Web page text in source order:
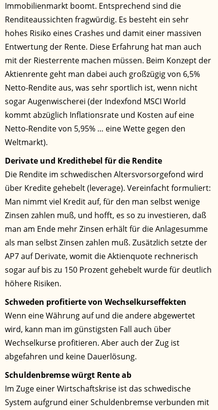
Immobilienmarkt boomt. Entsprechend sind die
Renditeaussichten fragwürdig. Es besteht ein sehr
hohes Risiko eines Crashes und damit einer massiven
Entwertung der Rente. Diese Erfahrung hat man auch
mit der Riesterrente machen müssen. Beim Konzept der
Aktienrente geht man dabei auch großzügig von 6,5%
Netto-Rendite aus, was sehr sportlich ist, wenn nicht
sogar Augenwischerei (der Indexfond MSCI World
kommt abzüglich Inflationsrate und Kosten auf eine
Netto-Rendite von 5,95% … eine Wette gegen den
Weltmarkt).
Derivate und Kredithebel für die Rendite
Die Rendite im schwedischen Altersvorsorgefond wird
über Kredite gehebelt (leverage). Vereinfacht formuliert:
Man nimmt viel Kredit auf, für den man selbst wenige
Zinsen zahlen muß, und hofft, es so zu investieren, daß
man am Ende mehr Zinsen erhält für die Anlagesumme
als man selbst Zinsen zahlen muß. Zusätzlich setzte der
AP7 auf Derivate, womit die Aktienquote rechnerisch
sogar auf bis zu 150 Prozent gehebelt wurde für deutlich
höhere Risiken.
Schweden profitierte von Wechselkurseffekten
Wenn eine Währung auf und die andere abgewertet
wird, kann man im günstigsten Fall auch über
Wechselkurse profitieren. Aber auch der Zug ist
abgefahren und keine Dauerlösung.
Schuldenbremse würgt Rente ab
Im Zuge einer Wirtschaftskrise ist das schwedische
System aufgrund einer Schuldenbremse verbunden mit